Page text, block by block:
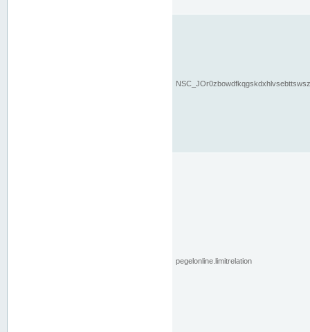
pegelonline.limitrelation